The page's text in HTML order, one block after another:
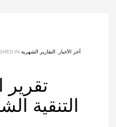
IN آخر الأخبار التقارير الشهرية
التنقية